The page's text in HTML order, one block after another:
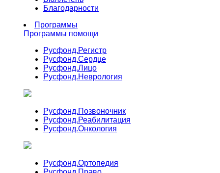
Благодарности
Программы
Программы помощи
Русфонд.Регистр
Русфонд.Сердце
Русфонд.Лицо
Русфонд.Неврология
Русфонд.Позвоночник
Русфонд.Реабилитация
Русфонд.Онкология
Русфонд.Ортопедия